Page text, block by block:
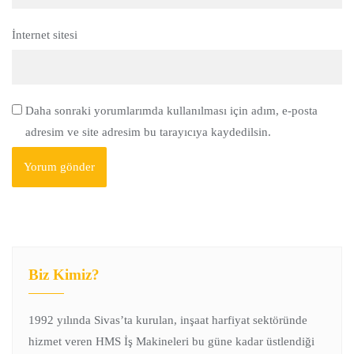
İnternet sitesi
Daha sonraki yorumlarımda kullanılması için adım, e-posta
adresim ve site adresim bu tarayıcıya kaydedilsin.
Biz Kimiz?
1992 yılında Sivas’ta kurulan, inşaat harfiyat sektöründe
hizmet veren HMS İş Makineleri bu güne kadar üstlendiği